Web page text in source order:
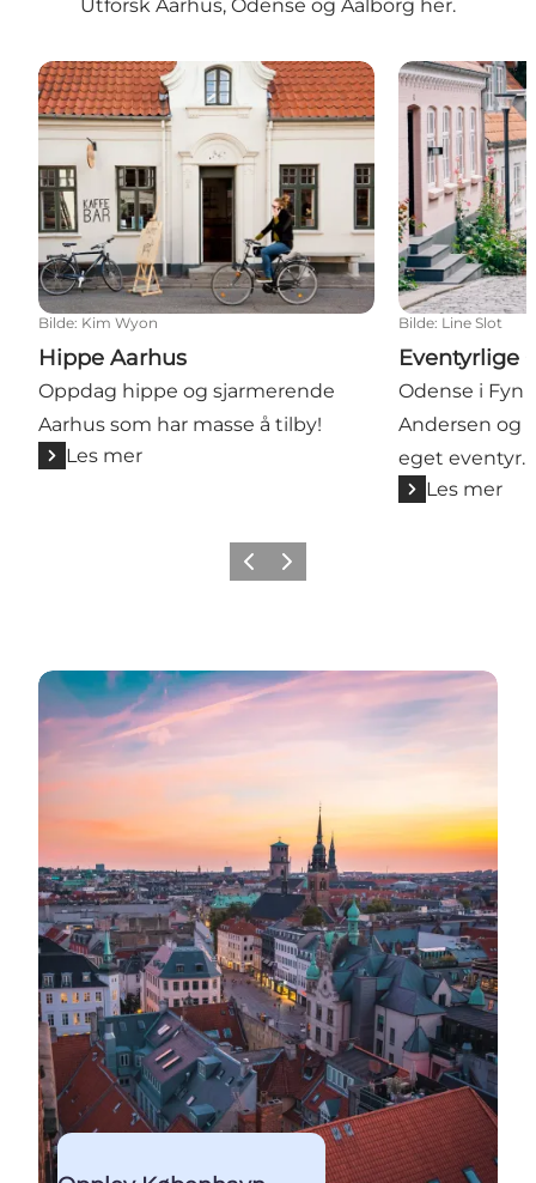
Utforsk Aarhus, Odense og Aalborg her.
Hippe Aarhus
Bilde: Kim Wyon
Hippe Aarhus
Oppdag hippe og sjarmerende
Aarhus som har masse å tilby!
Les mer
Eventyrlige
Bilde: Line Slot
Eventyrlige
Odense i Fyn
Andersen og
eget eventyr.
Les mer
ForrigeNeste
Se mer